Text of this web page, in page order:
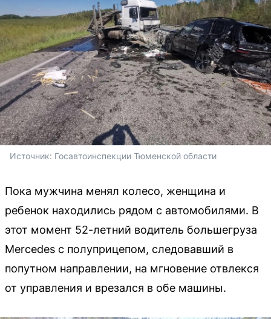
Источник: Госавтоинспекции Тюменской области
Пока мужчина менял колесо, женщина и
ребенок находились рядом с автомобилями. В
этот момент 52-летний водитель большегруза
Mercedes с полуприцепом, следовавший в
попутном направлении, на мгновение отвлекся
от управления и врезался в обе машины.